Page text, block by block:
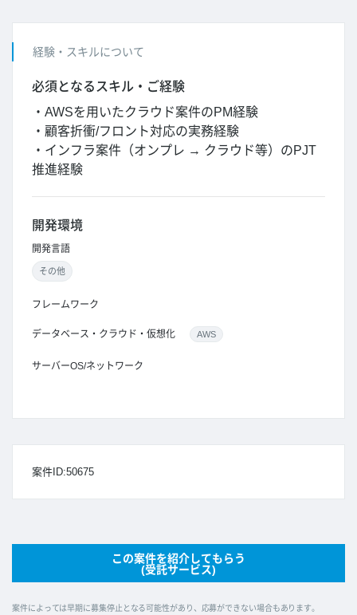
経験・スキルについて
必須となるスキル・ご経験
・AWSを用いたクラウド案件のPM経験
・顧客折衝/フロント対応の実務経験
・インフラ案件（オンプレ → クラウド等）のPJT
推進経験
開発環境
開発言語
その他
フレームワーク
データベース・クラウド・仮想化 AWS
サーバーOS/ネットワーク
案件ID:50675
この案件を紹介してもらう
(受託サービス)
案件によっては早期に募集停止となる可能性があり、応募ができない場合もあります。